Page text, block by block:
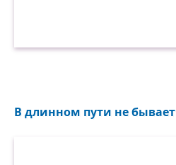
В длинном пути не